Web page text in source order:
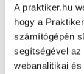
A praktiker.hu
hogy a
számítógépén
segítségével az
webanalitikai